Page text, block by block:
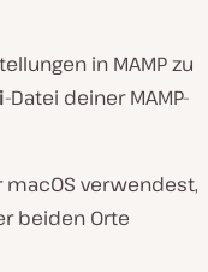
in MAMP zu
-Datei deiner MAMP-
verwendest,
beiden Orte